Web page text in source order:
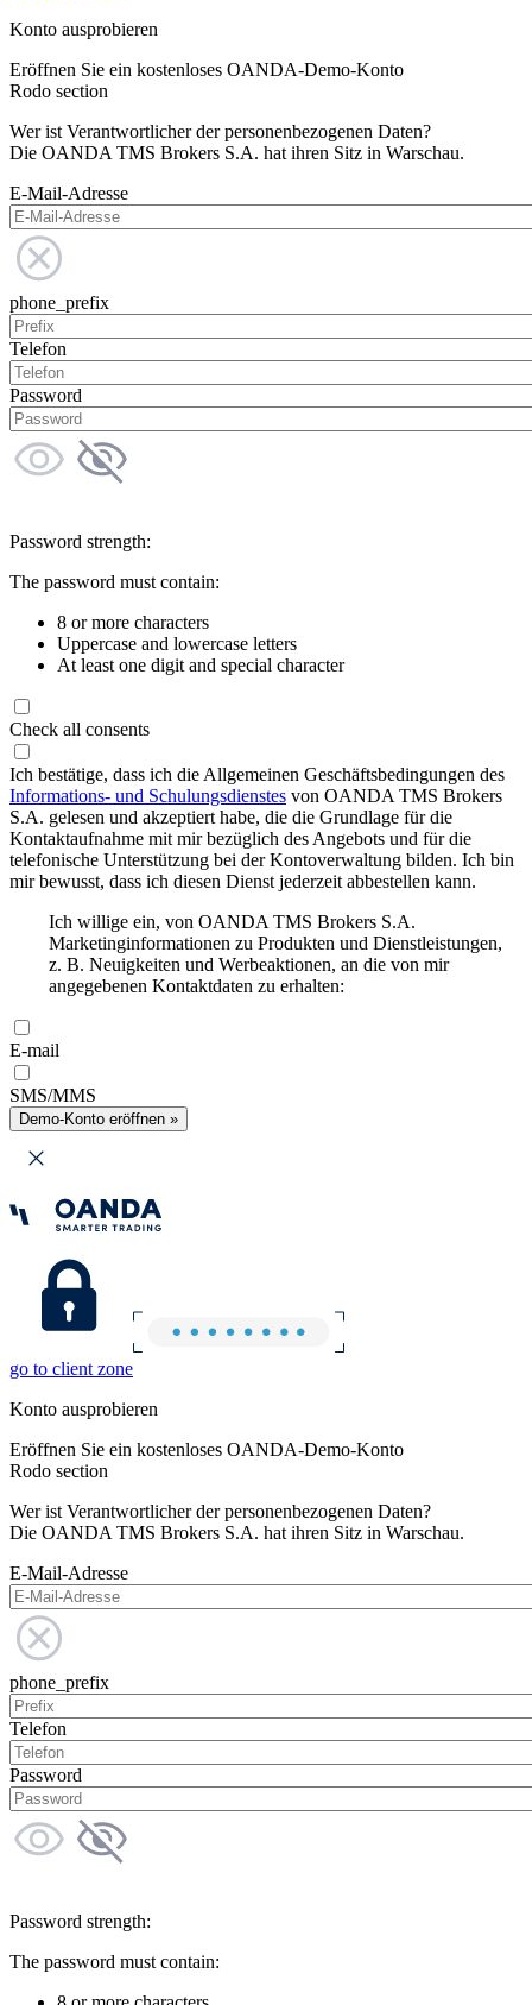
Konto ausprobieren
Eröffnen Sie ein kostenloses OANDA-Demo-Konto
Rodo section
Wer ist Verantwortlicher der personenbezogenen Daten?
Die OANDA TMS Brokers S.A. hat ihren Sitz in Warschau.
E-Mail-Adresse
phone_prefix
Telefon
Password
Password strength:
The password must contain:
8 or more characters
Uppercase and lowercase letters
At least one digit and special character
Check all consents
Ich bestätige, dass ich die Allgemeinen Geschäftsbedingungen des
Informations- und Schulungsdienstes von OANDA TMS Brokers
S.A. gelesen und akzeptiert habe, die die Grundlage für die
Kontaktaufnahme mit mir bezüglich des Angebots und für die
telefonische Unterstützung bei der Kontoverwaltung bilden. Ich bin
mir bewusst, dass ich diesen Dienst jederzeit abbestellen kann.
Ich willige ein, von OANDA TMS Brokers S.A.
Marketinginformationen zu Produkten und Dienstleistungen,
z. B. Neuigkeiten und Werbeaktionen, an die von mir
angegebenen Kontaktdaten zu erhalten:
E-mail
SMS/MMS
Demo-Konto eröffnen »
go to client zone
Konto ausprobieren
Eröffnen Sie ein kostenloses OANDA-Demo-Konto
Rodo section
Wer ist Verantwortlicher der personenbezogenen Daten?
Die OANDA TMS Brokers S.A. hat ihren Sitz in Warschau.
E-Mail-Adresse
phone_prefix
Telefon
Password
Password strength:
The password must contain: